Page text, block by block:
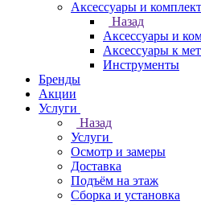
Аксессуары и
Назад
Аксессуары и
Аксессуары к
Инструменты
Бренды
Акции
Услуги
Назад
Услуги
Осмотр и замеры
Доставка
Подъём на этаж
Сборка и установка